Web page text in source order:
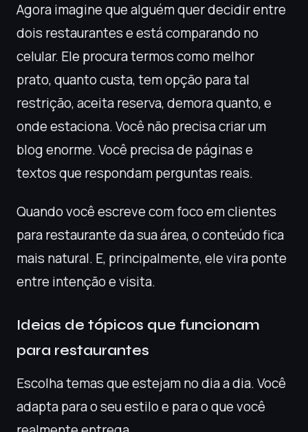
Agora imagine que alguém quer decidir entre
dois restaurantes e está comparando no
celular. Ele procura termos como melhor
prato, quanto custa, tem opção para tal
restrição, aceita reserva, demora quanto, e
onde estaciona. Você não precisa criar um
blog enorme. Você precisa de páginas e
textos que respondam perguntas reais.
Quando você escreve com foco em clientes
para restaurante da sua área, o conteúdo fica
mais natural. E, principalmente, ele vira ponte
entre intenção e visita.
Ideias de tópicos que funcionam
para restaurantes
Escolha temas que estejam no dia a dia. Você
adapta para o seu estilo e para o que você